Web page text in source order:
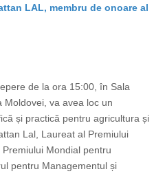
LAL, membru de onoare al
de la ora 15:00, în Sala
Moldovei, va avea loc un
și practică pentru agricultura și
Lal, Laureat al Premiului
Mondial pentru
pentru Managementul și